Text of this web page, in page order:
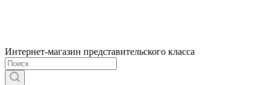
Интернет-магазин представительского класса